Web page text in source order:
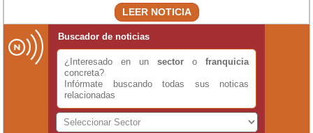
LEER NOTICIA
Buscador de noticias
¿Interesado en un sector o franquicia
concreta?
Infórmate buscando todas sus noticas
relacionadas